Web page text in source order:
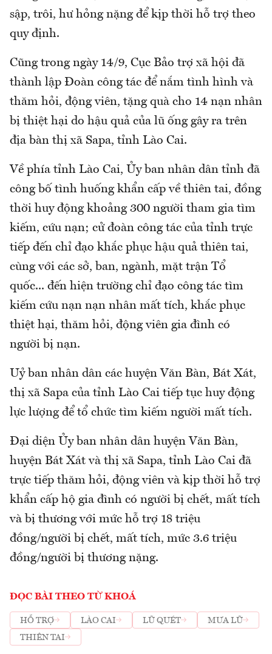
sập, trôi, hư hỏng nặng để kịp thời hỗ trợ theo
quy định.
Cũng trong ngày 14/9, Cục Bảo trợ xã hội đã
thành lập Đoàn công tác để nắm tình hình và
thăm hỏi, động viên, tặng quà cho 14 nạn nhân
bị thiệt hại do hậu quả của lũ ống gây ra trên
địa bàn thị xã Sapa, tỉnh Lào Cai.
Về phía tỉnh Lào Cai, Ủy ban nhân dân tỉnh đã
công bố tình huống khẩn cấp về thiên tai, đồng
thời huy động khoảng 300 người tham gia tìm
kiếm, cứu nạn; cử đoàn công tác của tỉnh trực
tiếp đến chỉ đạo khắc phục hậu quả thiên tai,
cùng với các sở, ban, ngành, mặt trận Tổ
quốc... đến hiện trường chỉ đạo công tác tìm
kiếm cứu nạn nạn nhân mất tích, khắc phục
thiệt hại, thăm hỏi, động viên gia đình có
người bị nạn.
Uỷ ban nhân dân các huyện Văn Bàn, Bát Xát,
thị xã Sapa của tỉnh Lào Cai tiếp tục huy động
lực lượng để tổ chức tìm kiếm người mất tích.
Đại diện Ủy ban nhân dân huyện Văn Bàn,
huyện Bát Xát và thị xã Sapa, tỉnh Lào Cai đã
trực tiếp thăm hỏi, động viên và kịp thời hỗ trợ
khẩn cấp hộ gia đình có người bị chết, mất tích
và bị thương với mức hỗ trợ 18 triệu
đồng/người bị chết, mất tích, mức 3.6 triệu
đồng/người bị thương nặng.
ĐỌC BÀI THEO TỪ KHOÁ
HỖ TRỢ LÀO CAI LŨ QUÉT
MƯA LŨ
THIÊN TAI